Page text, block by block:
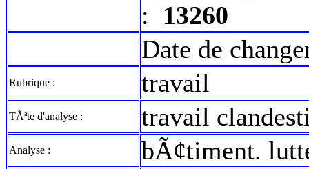
: 13260
Date de
Rubrique : travail
TÃªte d'analyse : travail
Analyse : bÃ¢timent.